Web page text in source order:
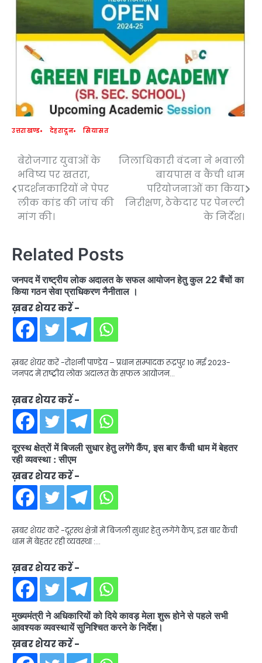
उत्तराखण्ड देहरादून सियासत
Post
navigation
बेरोजगार युवाओं के
भविष्य पर खतरा,
प्रदर्शनकारियों ने पेपर
लीक कांड की जांच की
मांग की।
जिलाधिकारी वंदना ने भवाली
बायपास व कैंची धाम
परियोजनाओं का किया
निरीक्षण, ठेकेदार पर पेनल्टी
के निर्देश।
Related Posts
जनपद में राष्ट्रीय लोक अदालत के सफल आयोजन हेतु कुल 22 बैंचों का
किया गठन सेवा प्राधिकरण नैनीताल ।
ख़बर शेयर करें -
ख़बर शेयर करें -रोशनी पाण्डेय – प्रधान सम्पादक रूद्रपुर 10 मई 2023-
जनपद में राष्ट्रीय लोक अदालत के सफल आयोजन…
ख़बर शेयर करें -
दूरस्थ क्षेत्रों में बिजली सुधार हेतु लगेंगे कैंप, इस बार कैंची धाम में बेहतर
रही व्यवस्था : सीएम
ख़बर शेयर करें -
ख़बर शेयर करें -दूरस्थ क्षेत्रों में बिजली सुधार हेतु लगेंगे कैंप, इस बार कैंची
धाम में बेहतर रही व्यवस्था :…
ख़बर शेयर करें -
मुख्यमंत्री ने अधिकारियों को दिये कावड़ मेला शुरू होने से पहले सभी
आवश्यक व्यवस्थायें सुनिश्चित करने के निर्देश।
ख़बर शेयर करें -